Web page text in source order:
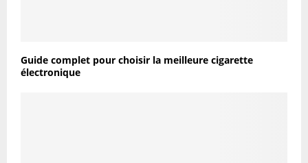
Guide complet pour choisir la meilleure cigarette
électronique